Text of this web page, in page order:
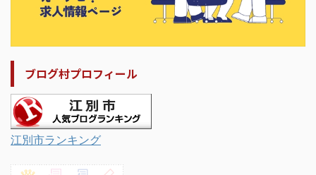
ブログ村プロフィール
江別市ランキング